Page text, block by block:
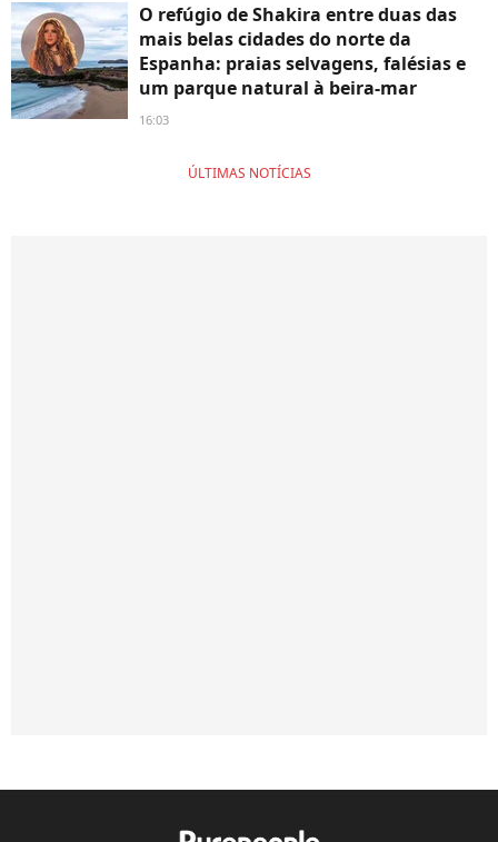
O refúgio de Shakira entre duas das
mais belas cidades do norte da
Espanha: praias selvagens, falésias e
um parque natural à beira-mar
16:03
ÚLTIMAS NOTÍCIAS